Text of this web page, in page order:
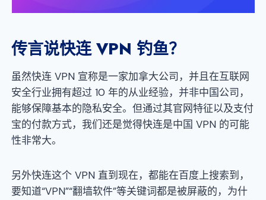
传言说快连 VPN 钓鱼？
虽然快连 VPN 宣称是一家加拿大公司，并且在互联网
安全行业拥有超过 10 年的从业经验，并非中国公司，
能够保障基本的隐私安全。但通过其官网特征以及支付
宝的付款方式，我们还是觉得快连是中国 VPN 的可能
性非常大。
另外快连这个 VPN 直到现在，都能在百度上搜索到，
要知道“VPN”“翻墙软件”等关键词都是被屏蔽的，为什